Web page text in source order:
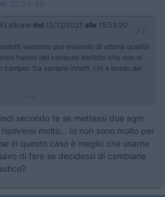
22:24:48
Laikone del 12/12/2021 alle 15:53:20
webasto pur essendo di ottima qualità
hanno dei consumi elettrici che non si
camper. Da sempre infatti, chi a bordo del
...
secondo te se mettessi due agm
molto... Io non sono molto per
in questo caso è meglio che usarne
di fare se decidessi di cambiarle